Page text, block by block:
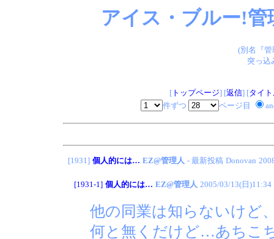
アイス・ブルー!
(別名『
突っ込
[トップページ] [返信] [タイ
件ずつ
ページ目
[1931] 個人的には… EZ@管理人 - 最新投稿 Donovan
[1931-1] 個人的には… EZ@管理人 2005/03/13(日)11:34
他の同業は知らないけど
何と無くだけど…あちこ